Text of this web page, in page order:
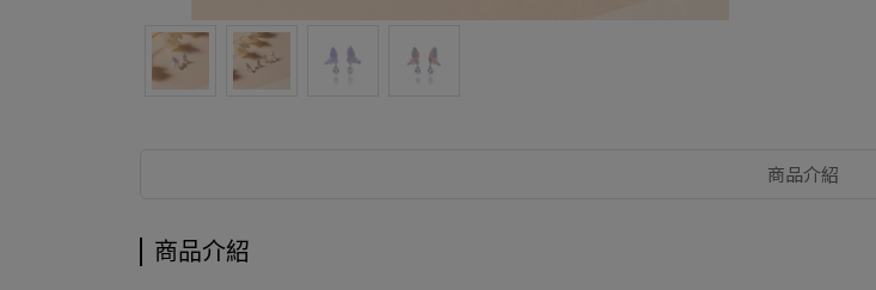
商品介紹
商品介紹